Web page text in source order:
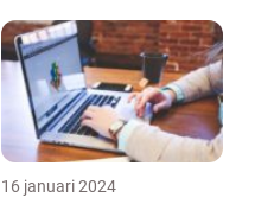
landets...
16 januari 2024